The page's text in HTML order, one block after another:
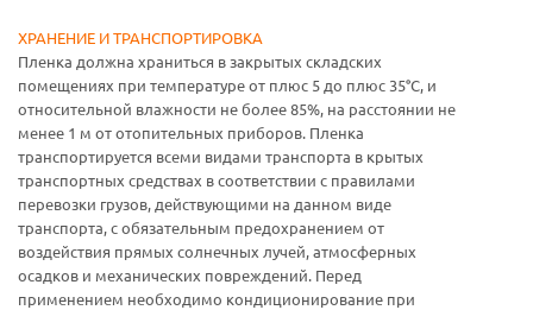
ХРАНЕНИЕ И ТРАНСПОРТИРОВКА
Пленка должна храниться в закрытых складских
помещениях при температуре от плюс 5 до плюс 35°С, и
относительной влажности не более 85%, на расстоянии не
менее 1 м от отопительных приборов. Пленка
транспортируется всеми видами транспорта в крытых
транспортных средствах в соответствии с правилами
перевозки грузов, действующими на данном виде
транспорта, с обязательным предохранением от
воздействия прямых солнечных лучей, атмосферных
осадков и механических повреждений. Перед
применением необходимо кондиционирование при